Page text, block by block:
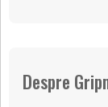
Despre